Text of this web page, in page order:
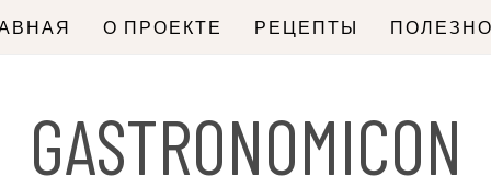
О ПРОЕКТЕ РЕЦЕПТЫ
GASTRONOMICON